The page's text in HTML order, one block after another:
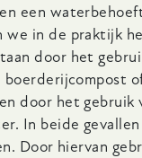
een
we in de praktijk
door het
boerderijcompost
door het gebruik
In beide
Door hiervan